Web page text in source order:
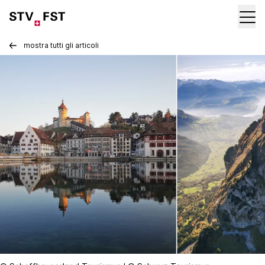
mostra tutti gli articoli